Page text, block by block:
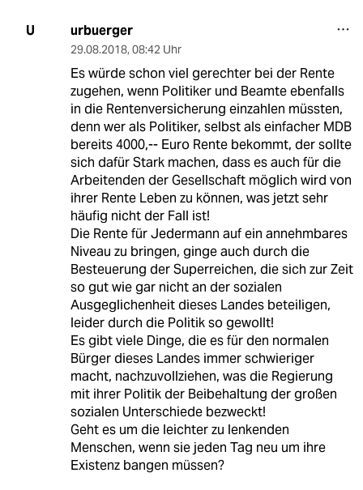
U urbuerger
29.08.2018, 08:42 Uhr
Es würde schon viel gerechter bei der Rente
zugehen, wenn Politiker und Beamte ebenfalls
in die Rentenversicherung einzahlen müssten,
denn wer als Politiker, selbst als einfacher MDB
bereits 4000,-- Euro Rente bekommt, der sollte
sich dafür Stark machen, dass es auch für die
Arbeitenden der Gesellschaft möglich wird von
ihrer Rente Leben zu können, was jetzt sehr
häufig nicht der Fall ist!
Die Rente für Jedermann auf ein annehmbares
Niveau zu bringen, ginge auch durch die
Besteuerung der Superreichen, die sich zur Zeit
so gut wie gar nicht an der sozialen
Ausgeglichenheit dieses Landes beteiligen,
leider durch die Politik so gewollt!
Es gibt viele Dinge, die es für den normalen
Bürger dieses Landes immer schwieriger
macht, nachzuvollziehen, was die Regierung
mit ihrer Politik der Beibehaltung der großen
sozialen Unterschiede bezweckt!
Geht es um die leichter zu lenkenden
Menschen, wenn sie jeden Tag neu um ihre
Existenz bangen müssen?